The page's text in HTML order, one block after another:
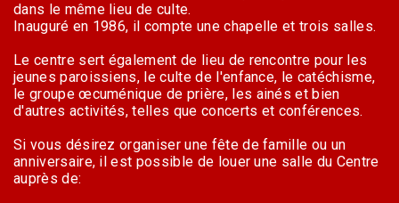
dans le même lieu de culte.
Inauguré en 1986, il compte une chapelle et trois salles.
Le centre sert également de lieu de rencontre pour les
jeunes paroissiens, le culte de l'enfance, le catéchisme,
le groupe œcuménique de prière, les ainés et bien
d'autres activités, telles que concerts et conférences.
Si vous désirez organiser une fête de famille ou un
anniversaire, il est possible de louer une salle du Centre
auprès de: